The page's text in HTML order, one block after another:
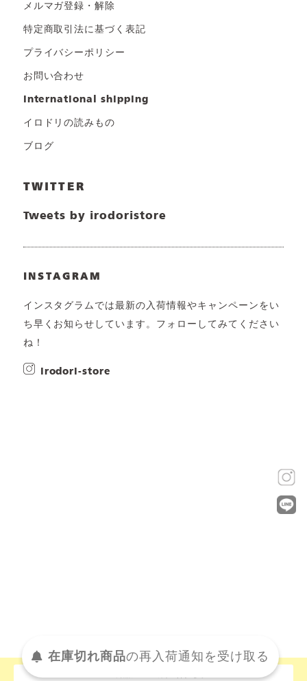
メルマガ登録・解除
特定商取引法に基づく表記
プライバシーポリシー
お問い合わせ
international shipping
イロドリの読みもの
ブログ
TWITTER
Tweets by irodoristore
INSTAGRAM
インスタグラムでは最新の入荷情報やキャンペーンをい
ち早くお知らせしています。フォローしてみてください
ね！
irodori-store
在庫切れ商品の再入荷通知を 受け取る